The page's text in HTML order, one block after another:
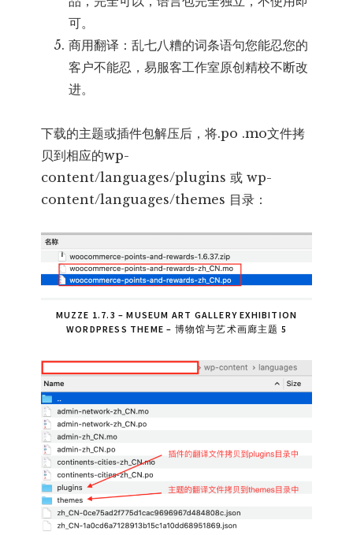
可。
商用翻译：乱七八糟的词条语句您能忍您的
客户不能忍，易服客工作室原创精校不断改
进。
下载的主题或插件包解压后，将.po .mo文件拷
贝到相应的wp-
content/languages/plugins 或 wp-
content/languages/themes 目录：
MUZZE 1.7.3 – MUSEUM ART GALLERY EXHIBITION
WORDPRESS THEME – 博物馆与艺术画廊主题 5